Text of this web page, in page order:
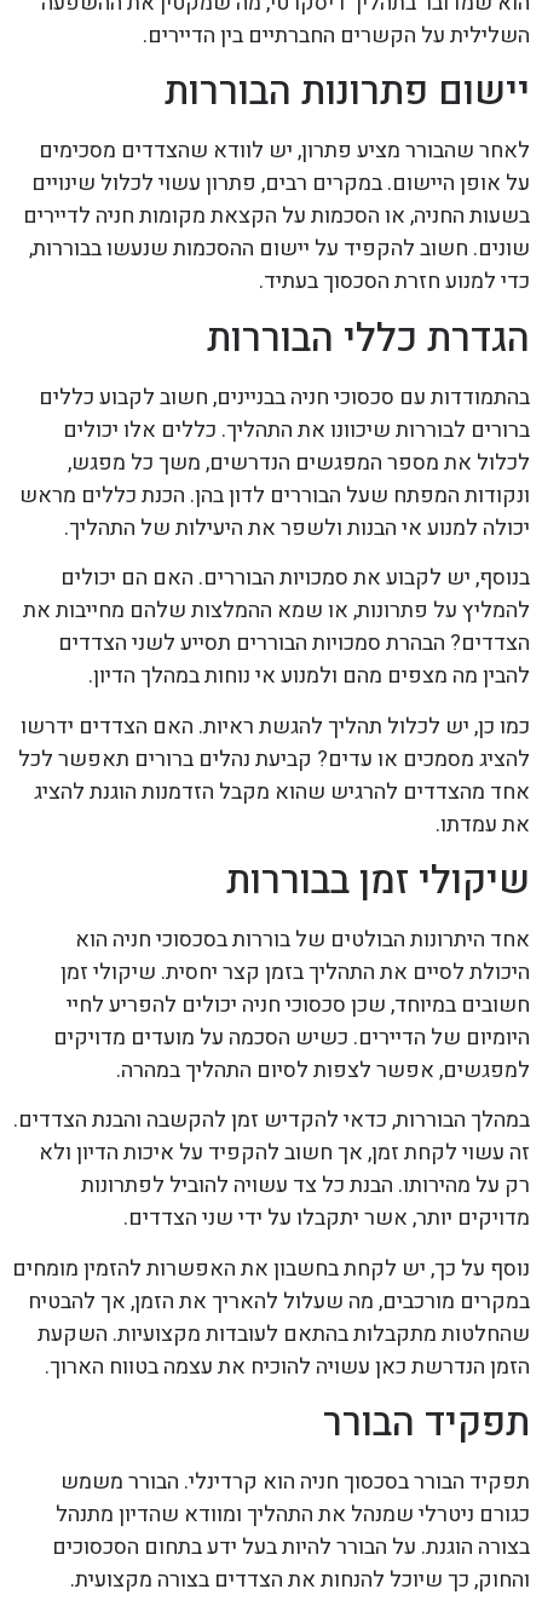
השלילית על הקשרים החברתיים בין הדיירים.
יישום פתרונות הבוררות
לאחר שהבורר מציע פתרון, יש לוודא שהצדדים מסכימים
על אופן היישום. במקרים רבים, פתרון עשוי לכלול שינויים
בשעות החניה, או הסכמות על הקצאת מקומות חניה לדיירים
שונים. חשוב להקפיד על יישום ההסכמות שנעשו בבוררות,
כדי למנוע חזרת הסכסוך בעתיד.
הגדרת כללי הבוררות
בהתמודדות עם סכסוכי חניה בבניינים, חשוב לקבוע כללים
ברורים לבוררות שיכוונו את התהליך. כללים אלו יכולים
לכלול את מספר המפגשים הנדרשים, משך כל מפגש,
ונקודות המפתח שעל הבוררים לדון בהן. הכנת כללים מראש
יכולה למנוע אי הבנות ולשפר את היעילות של התהליך.
בנוסף, יש לקבוע את סמכויות הבוררים. האם הם יכולים
להמליץ על פתרונות, או שמא ההמלצות שלהם מחייבות את
הצדדים? הבהרת סמכויות הבוררים תסייע לשני הצדדים
להבין מה מצפים מהם ולמנוע אי נוחות במהלך הדיון.
כמו כן, יש לכלול תהליך להגשת ראיות. האם הצדדים ידרשו
להציג מסמכים או עדים? קביעת נהלים ברורים תאפשר לכל
אחד מהצדדים להרגיש שהוא מקבל הזדמנות הוגנת להציג
את עמדתו.
שיקולי זמן בבוררות
אחד היתרונות הבולטים של בוררות בסכסוכי חניה הוא
היכולת לסיים את התהליך בזמן קצר יחסית. שיקולי זמן
חשובים במיוחד, שכן סכסוכי חניה יכולים להפריע לחיי
היומיום של הדיירים. כשיש הסכמה על מועדים מדויקים
למפגשים, אפשר לצפות לסיום התהליך במהרה.
במהלך הבוררות, כדאי להקדיש זמן להקשבה והבנת הצדדים.
זה עשוי לקחת זמן, אך חשוב להקפיד על איכות הדיון ולא
רק על מהירותו. הבנת כל צד עשויה להוביל לפתרונות
מדויקים יותר, אשר יתקבלו על ידי שני הצדדים.
נוסף על כך, יש לקחת בחשבון את האפשרות להזמין מומחים
במקרים מורכבים, מה שעלול להאריך את הזמן, אך להבטיח
שהחלטות מתקבלות בהתאם לעובדות מקצועיות. השקעת
הזמן הנדרשת כאן עשויה להוכיח את עצמה בטווח הארוך.
תפקיד הבורר
תפקיד הבורר בסכסוך חניה הוא קרדינלי. הבורר משמש
כגורם ניטרלי שמנהל את התהליך ומוודא שהדיון מתנהל
בצורה הוגנת. על הבורר להיות בעל ידע בתחום הסכסוכים
והחוק, כך שיוכל להנחות את הצדדים בצורה מקצועית.